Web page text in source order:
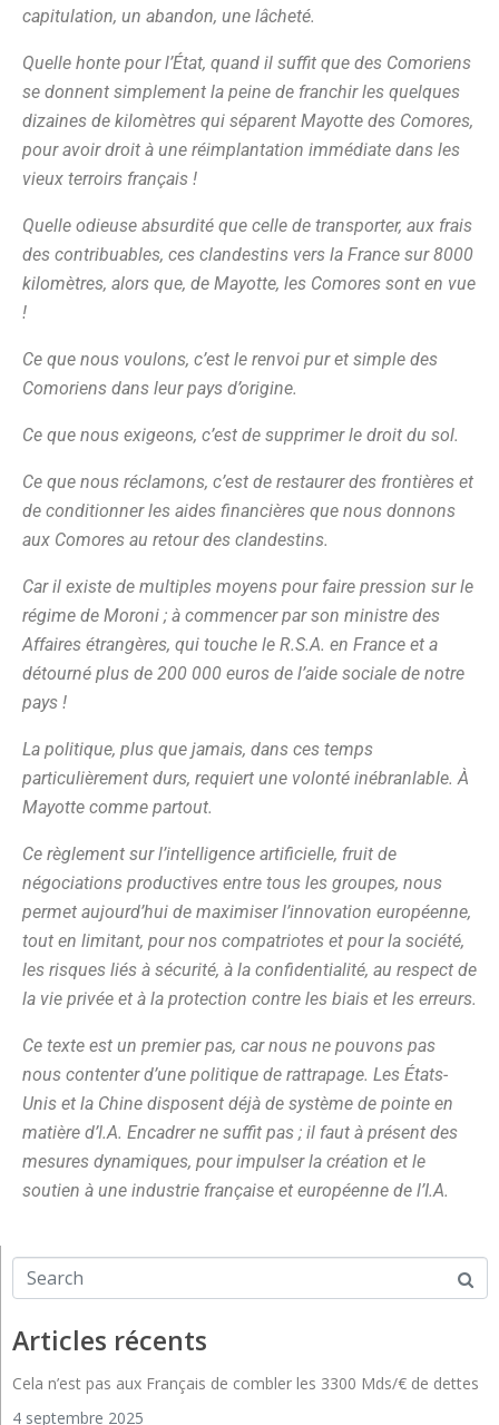
capitulation, un abandon, une lâcheté.
Quelle honte pour l’État, quand il suffit que des Comoriens
se donnent simplement la peine de franchir les quelques
dizaines de kilomètres qui séparent Mayotte des Comores,
pour avoir droit à une réimplantation immédiate dans les
vieux terroirs français !
Quelle odieuse absurdité que celle de transporter, aux frais
des contribuables, ces clandestins vers la France sur 8000
kilomètres, alors que, de Mayotte, les Comores sont en vue
!
Ce que nous voulons, c’est le renvoi pur et simple des
Comoriens dans leur pays d’origine.
Ce que nous exigeons, c’est de supprimer le droit du sol.
Ce que nous réclamons, c’est de restaurer des frontières et
de conditionner les aides financières que nous donnons
aux Comores au retour des clandestins.
Car il existe de multiples moyens pour faire pression sur le
régime de Moroni ; à commencer par son ministre des
Affaires étrangères, qui touche le R.S.A. en France et a
détourné plus de 200 000 euros de l’aide sociale de notre
pays !
La politique, plus que jamais, dans ces temps
particulièrement durs, requiert une volonté inébranlable. À
Mayotte comme partout.
Ce règlement sur l’intelligence artificielle, fruit de
négociations productives entre tous les groupes, nous
permet aujourd’hui de maximiser l’innovation européenne,
tout en limitant, pour nos compatriotes et pour la société,
les risques liés à sécurité, à la confidentialité, au respect de
la vie privée et à la protection contre les biais et les erreurs.
Ce texte est un premier pas, car nous ne pouvons pas
nous contenter d’une politique de rattrapage. Les États-
Unis et la Chine disposent déjà de système de pointe en
matière d’I.A. Encadrer ne suffit pas ; il faut à présent des
mesures dynamiques, pour impulser la création et le
soutien à une industrie française et européenne de l’I.A.
Articles récents
Cela n’est pas aux Français de combler les 3300 Mds/€ de dettes
4 septembre 2025